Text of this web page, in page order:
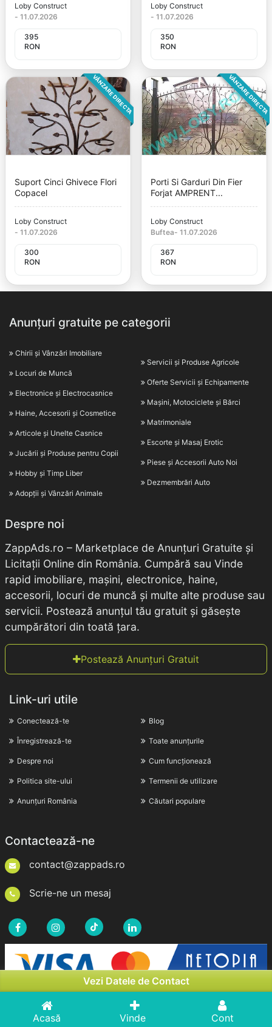
Vezi Datele de Contact
Loby Construct
- 11.07.2026
395
RON
Loby Construct
- 11.07.2026
350
RON
VÂNZARE DIRECTA
Suport Cinci Ghivece Flori
Copacel
Loby Construct
- 11.07.2026
300
RON
VÂNZARE DIRECTA
Porti Si Garduri Din Fier
Forjat AMPRENT...
Loby Construct
Buftea- 11.07.2026
367
RON
Acasă Vinde Cont
Anunțuri gratuite pe categorii
Chirii și Vânzări Imobiliare
Locuri de Muncă
Electronice și Electrocasnice
Haine, Accesorii și Cosmetice
Articole și Unelte Casnice
Jucării și Produse pentru Copii
Hobby și Timp Liber
Adopții și Vânzări Animale
Servicii și Produse Agricole
Oferte Servicii și Echipamente
Mașini, Motociclete și Bărci
Matrimoniale
Escorte și Masaj Erotic
Piese și Accesorii Auto Noi
Dezmembrări Auto
Despre noi
ZappAds.ro – Marketplace de Anunțuri Gratuite și
Licitații Online din România. Cumpără sau Vinde
rapid imobiliare, mașini, electronice, haine,
accesorii, locuri de muncă și multe alte produse sau
servicii. Postează anunțul tău gratuit și găsește
cumpărători din toată țara.
Postează Anunțuri Gratuit
Link-uri utile
Conectează-te
Înregistrează-te
Despre noi
Politica site-ului
Anunțuri România
Blog
Toate anunțurile
Cum funcționează
Termenii de utilizare
Căutari populare
Contactează-ne
contact@zappads.ro
Scrie-ne un mesaj